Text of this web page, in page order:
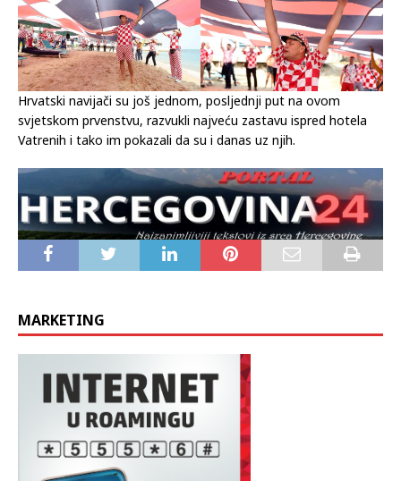
Hrvatski navijači su još jednom, posljednji put na ovom
svjetskom prvenstvu, razvukli najveću zastavu ispred hotela
Vatrenih i tako im pokazali da su i danas uz njih.
MARKETING